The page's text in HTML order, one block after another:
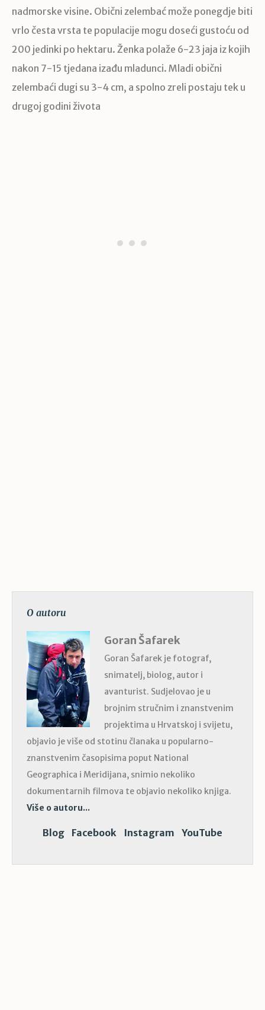
nadmorske visine. Obični zelembać može ponegdje biti
vrlo česta vrsta te populacije mogu doseći gustoću od
200 jedinki po hektaru. Ženka polaže 6-23 jaja iz kojih
nakon 7-15 tjedana izađu mladunci. Mladi obični
zelembaći dugi su 3-4 cm, a spolno zreli postaju tek u
drugoj godini života
O autoru
Goran Šafarek
Goran Šafarek je fotograf,
snimatelj, biolog, autor i
avanturist. Sudjelovao je u
brojnim stručnim i znanstvenim
projektima u Hrvatskoj i svijetu,
objavio je više od stotinu članaka u popularno-
znanstvenim časopisima poput National
Geographica i Meridijana, snimio nekoliko
dokumentarnih filmova te objavio nekoliko knjiga.
Više o autoru...
Blog Facebook Instagram YouTube